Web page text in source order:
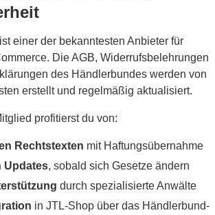
ist einer der bekanntesten Anbieter für
Die AGB, Widerrufsbelehrungen
des Händlerbundes werden von
erstellt und regelmäßig aktualisiert.
profitierst du von:
Rechtstexten mit Haftungsübernahme
Updates, sobald sich Gesetze ändern
durch spezialisierte Anwälte
in JTL-Shop über das Händlerbund-